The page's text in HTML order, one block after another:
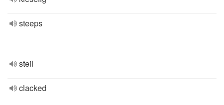
steeps
steil
clacked